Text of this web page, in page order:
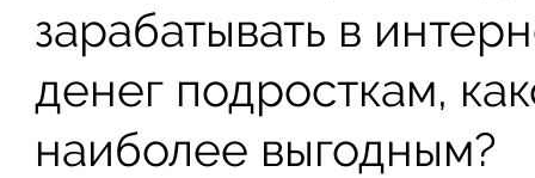
зарабатывать в
денег подросткам,
наиболее выгодным?